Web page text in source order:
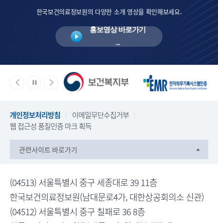
한국보건의료정보원의 다양한 소개 영상을 확인해보세요.
홍보영상 바로가기
→
라
이
드
로
동
라
이
드
로
동
드
정
지
개인정보처리방침
이메일무단수집거부
웹 접근성 품질인증 마크 획득
관련사이트 바로가기
(04513) 서울특별시 중구 세종대로 39 11층
한국보건의료정보원(남대문로4가, 대한상공회의소 신관)
(04512) 서울특별시 중구 칠패로 36 8층